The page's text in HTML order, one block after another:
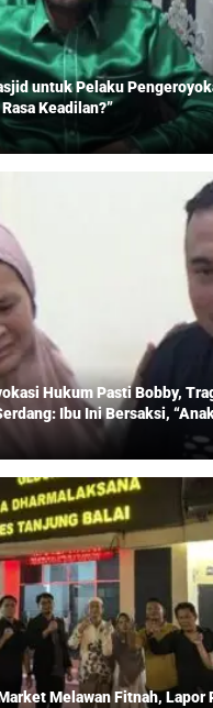
untuk Pelaku
Keadilan?”
Hukum Pasti Bobby,
Ibu Ini Bersaksi,
dan Bukan Bandar Narkoba!”
Melawan Fitnah, Lapor